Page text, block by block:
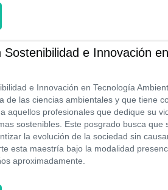
e Innovación
e Innovación en Tecnología
de las ciencias ambientales y que tiene
aquellos profesionales que dedique su
sostenibles. Este posgrado busca que
la evolución de la sociedad sin
esta maestría bajo la modalidad
aproximadamente.